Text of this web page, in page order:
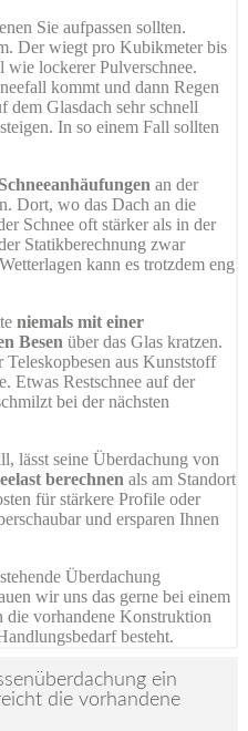
Sie aufpassen sollten.
Der wiegt pro Kubikmeter bis
wie lockerer Pulverschnee.
kommt und dann Regen
dem Glasdach sehr schnell
In so einem Fall sollten
Schneeanhäufungen an der
Dort, wo das Dach an die
Schnee oft stärker als in der
Statikberechnung zwar
kann es trotzdem eng
niemals mit einer
Besen über das Glas kratzen.
aus Kunststoff
Etwas Restschnee auf der
bei der nächsten
lässt seine Überdachung von
berechnen als am Standort
für stärkere Profile oder
und ersparen Ihnen
Überdachung
wir uns das gerne bei einem
die vorhandene Konstruktion
besteht.
ein
die vorhandene